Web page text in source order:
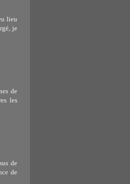
lieu
je
de
les
de
de